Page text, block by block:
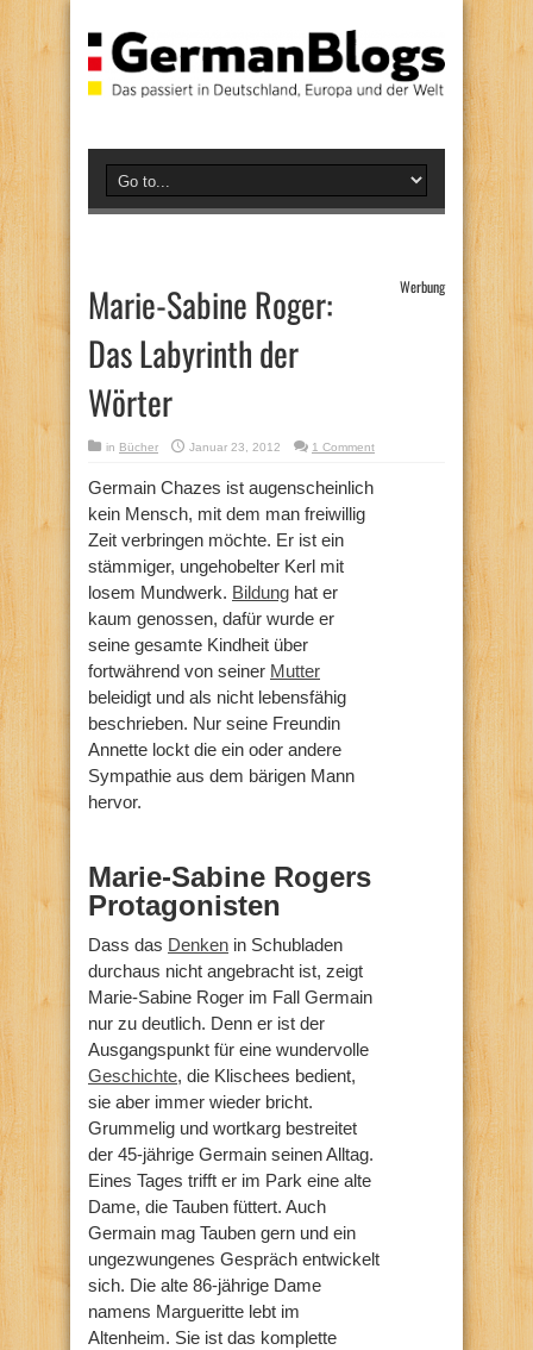
Marie-Sabine Roger:
Das Labyrinth der
Wörter
Werbung
in Bücher Januar 23, 2012 1 Comment
Germain Chazes ist augenscheinlich
kein Mensch, mit dem man freiwillig
Zeit verbringen möchte. Er ist ein
stämmiger, ungehobelter Kerl mit
losem Mundwerk. Bildung hat er
kaum genossen, dafür wurde er
seine gesamte Kindheit über
fortwährend von seiner Mutter
beleidigt und als nicht lebensfähig
beschrieben. Nur seine Freundin
Annette lockt die ein oder andere
Sympathie aus dem bärigen Mann
hervor.
Marie-Sabine Rogers
Protagonisten
Dass das Denken in Schubladen
durchaus nicht angebracht ist, zeigt
Marie-Sabine Roger im Fall Germain
nur zu deutlich. Denn er ist der
Ausgangspunkt für eine wundervolle
Geschichte, die Klischees bedient,
sie aber immer wieder bricht.
Grummelig und wortkarg bestreitet
der 45-jährige Germain seinen Alltag.
Eines Tages trifft er im Park eine alte
Dame, die Tauben füttert. Auch
Germain mag Tauben gern und ein
ungezwungenes Gespräch entwickelt
sich. Die alte 86-jährige Dame
namens Margueritte lebt im
Altenheim. Sie ist das komplette